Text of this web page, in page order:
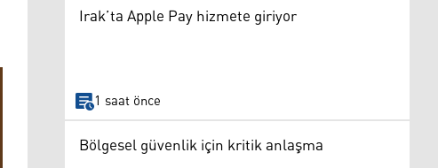
Irak’ta Apple Pay hizmete giriyor
1 saat önce
Bölgesel güvenlik için kritik anlaşma